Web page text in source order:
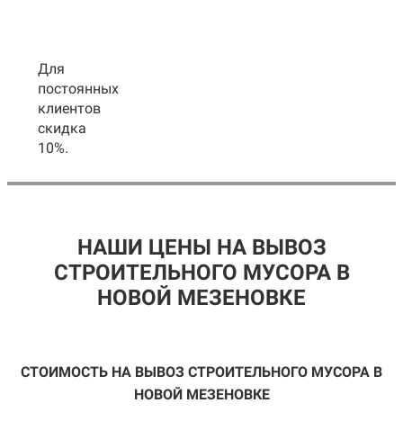
Для
постоянных
клиентов
скидка
10%.
НАШИ ЦЕНЫ НА ВЫВОЗ
СТРОИТЕЛЬНОГО МУСОРА В
НОВОЙ МЕЗЕНОВКЕ
СТОИМОСТЬ НА ВЫВОЗ СТРОИТЕЛЬНОГО МУСОРА В
НОВОЙ МЕЗЕНОВКЕ